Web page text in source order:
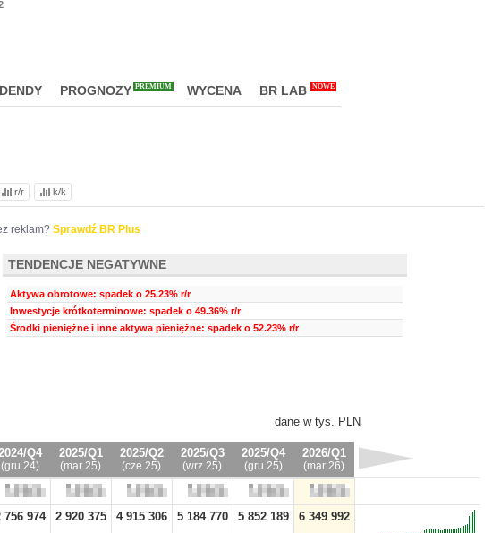
PROGNOZY PREMIUM WYCENA BR LAB NOWE
r/r k/k
reklam? Sprawdź BR Plus
TENDENCJE NEGATYWNE
Aktywa obrotowe: spadek o 25.23% r/r
Inwestycje krótkoterminowe: spadek o 49.36% r/r
Środki pieniężne i inne aktywa pieniężne: spadek o 52.23% r/r
dane w tys. PLN
Q4
(gru 24)
2025/Q1
(mar 25)
2025/Q2
(cze 25)
2025/Q3
(wrz 25)
2025/Q4
(gru 25)
2026/Q1
(mar 26)
756 974 2 920 375 4 915 306 5 184 770 5 852 189 6 349 992